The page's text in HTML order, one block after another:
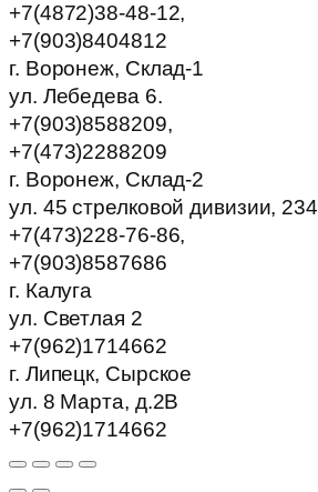
+7(4872)38-48-12,
+7(903)8404812
г. Воронеж, Склад-1
ул. Лебедева 6.
+7(903)8588209,
+7(473)2288209
г. Воронеж, Склад-2
ул. 45 стрелковой дивизии, 234
+7(473)228-76-86,
+7(903)8587686
г. Калуга
ул. Светлая 2
+7(962)1714662
г. Липецк, Сырское
ул. 8 Марта, д.2В
+7(962)1714662